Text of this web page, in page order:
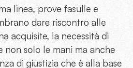
linea, prove fasulle e
dare riscontro alle
acquisite, la necessità di
non solo le mani ma anche
di giustizia che è alla base